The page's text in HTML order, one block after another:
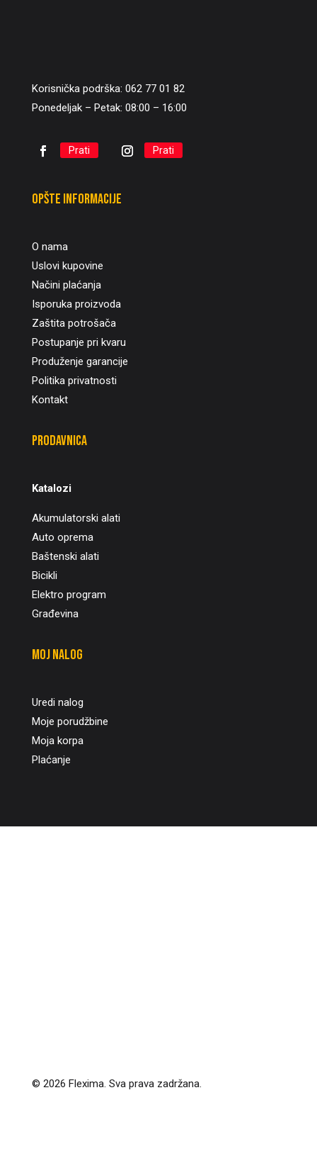
Korisnička podrška: 062 77 01 82
Ponedeljak – Petak: 08:00 – 16:00
Prati Prati
Opšte informacije
O nama
Uslovi kupovine
Načini plaćanja
Isporuka proizvoda
Zaštita potrošača
Postupanje pri kvaru
Produženje garancije
Politika privatnosti
Kontakt
Prodavnica
Katalozi
Akumulatorski alati
Auto oprema
Baštenski alati
Bicikli
Elektro program
Građevina
Moj nalog
Uredi nalog
Moje porudžbine
Moja korpa
Plaćanje
© 2026 Flexima. Sva prava zadržana.